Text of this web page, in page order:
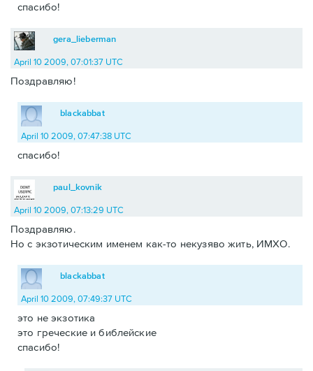
спасибо!
gera_lieberman
April 10 2009, 07:01:37 UTC
Поздравляю!
blackabbat
April 10 2009, 07:47:38 UTC
спасибо!
paul_kovnik
April 10 2009, 07:13:29 UTC
Поздравляю.
Но с экзотическим именем как-то некузяво жить, ИМХО.
blackabbat
April 10 2009, 07:49:37 UTC
это не экзотика
это греческие и библейские
спасибо!